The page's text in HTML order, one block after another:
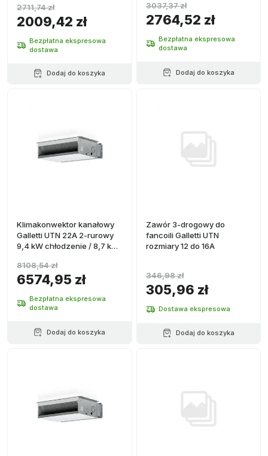
2009,42 zł
2711,74 zł
Bezpłatna ekspresowa
dostawa
Dodaj do koszyka
2764,52 zł
3037,37 zł
Bezpłatna ekspresowa
dostawa
Dodaj do koszyka
Klimakonwektor kanałowy
Galletti UTN 22A 2-rurowy
9,4 kW chłodzenie / 8,7 kW
6574,95 zł
8108,54 zł
Bezpłatna ekspresowa
dostawa
Dodaj do koszyka
Zawór 3-drogowy do
fancoili Galletti UTN
rozmiary 12 do 16A
305,96 zł
346,98 zł
Dostawa ekspresowa
Dodaj do koszyka